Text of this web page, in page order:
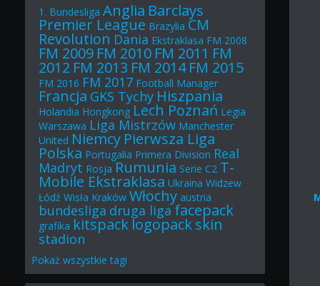
1. Bundesliga Anglia Barclays
Premier League Brazylia CM
Revolution Dania Ekstraklasa FM 2008
FM 2009 FM 2010 FM 2011 FM
2012 FM 2013 FM 2014 FM 2015
FM 2016 FM 2017 Football Manager
Francja GKS Tychy Hiszpania
Holandia Hongkong Lech Poznań Legia
Warszawa Liga Mistrzów Manchester
United Niemcy Pierwsza Liga
Polska Portugalia Primera Division Real
Madryt Rosja Rumunia Serie C2 T-
Mobile Ekstraklasa Ukraina Widzew
Łódź Wisła Kraków Włochy austria
bundesliga druga ligafacepack
grafika kitspacklogopackskin
stadion
Pokażwszystkie tagi